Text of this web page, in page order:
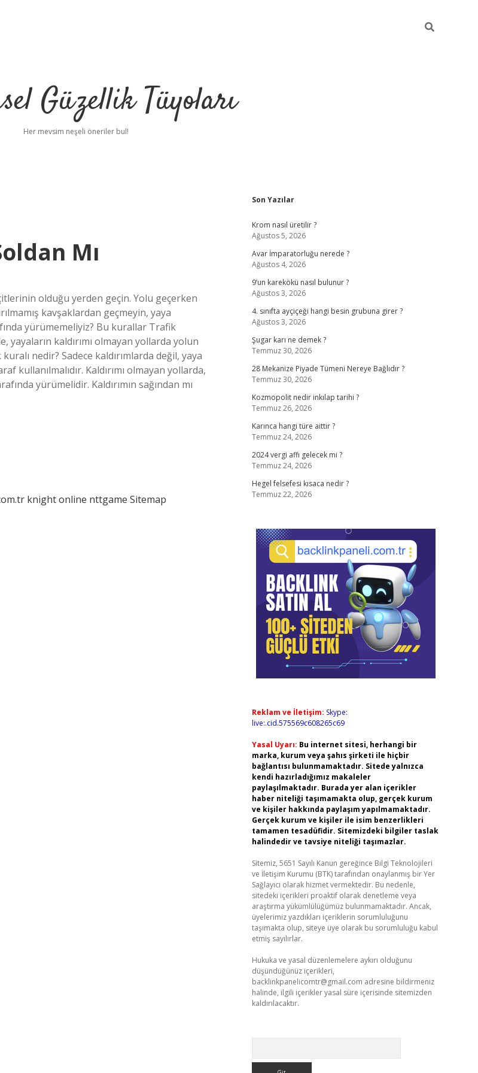
Güzellik Tüyoları
Her mevsim neşeli öneriler bul!
Mı
olduğu yerden geçin. Yolu geçerken
kavşaklardan geçmeyin, yaya
yürümemeliyiz? Bu kurallar Trafik
kaldırımı olmayan yollarda yolun
nedir? Sadece kaldırımlarda değil, yaya
kullanılmalıdır. Kaldırımı olmayan yollarda,
yürümelidir. Kaldırımın sağından mı
knight online nttgame Sitemap
Sidebar
Son Yazılar
Krom nasıl üretilir ?
Ağustos 5, 2026
Avar İmparatorluğu nerede ?
Ağustos 4, 2026
9’un karekökü nasıl bulunur ?
Ağustos 3, 2026
4. sınıfta ayçiçeği hangi besin grubuna girer ?
Ağustos 3, 2026
Şugar karı ne demek ?
Temmuz 30, 2026
28 Mekanize Piyade Tümeni Nereye Bağlıdır ?
Temmuz 30, 2026
Kozmopolit nedir inkılap tarihi ?
Temmuz 26, 2026
Karınca hangi türe aittir ?
Temmuz 24, 2026
2024 vergi affı gelecek mi ?
Temmuz 24, 2026
Hegel felsefesi kısaca nedir ?
Temmuz 22, 2026
Reklam ve İletişim: Skype:
live:.cid.575569c608265c69
Yasal Uyarı: Bu internet sitesi, herhangi bir
marka, kurum veya şahıs şirketi ile hiçbir
bağlantısı bulunmamaktadır. Sitede yalnızca
kendi hazırladığımız makaleler
paylaşılmaktadır. Burada yer alan içerikler
haber niteliği taşımamakta olup, gerçek kurum
ve kişiler hakkında paylaşım yapılmamaktadır.
Gerçek kurum ve kişiler ile isim benzerlikleri
tamamen tesadüfidir. Sitemizdeki bilgiler taslak
halindedir ve tavsiye niteliği taşımazlar.
Sitemiz, 5651 Sayılı Kanun gereğince Bilgi Teknolojileri
ve İletişim Kurumu (BTK) tarafından onaylanmış bir Yer
Sağlayıcı olarak hizmet vermektedir. Bu nedenle,
sitedeki içerikleri proaktif olarak denetleme veya
araştırma yükümlülüğümüz bulunmamaktadır. Ancak,
üyelerimiz yazdıkları içeriklerin sorumluluğunu
taşımakta olup, siteye üye olarak bu sorumluluğu kabul
etmiş sayılırlar.
Hukuka ve yasal düzenlemelere aykırı olduğunu
düşündüğünüz içerikleri,
backlinkpanelicomtr@gmail.com adresine bildirmeniz
halinde, ilgili içerikler yasal süre içerisinde sitemizden
kaldırılacaktır.
hiltonbet giriş